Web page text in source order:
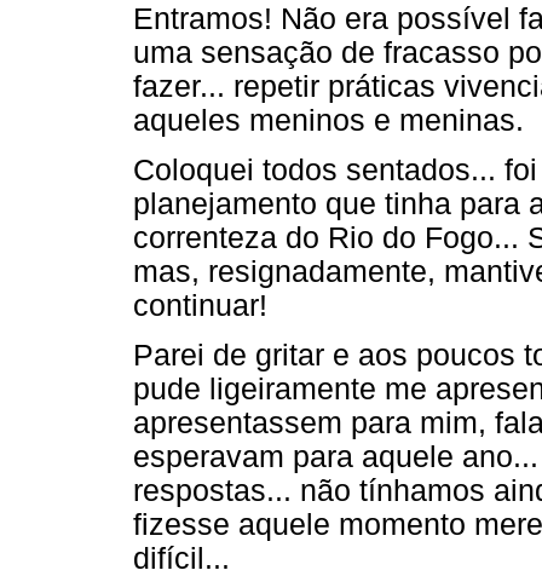
Entramos! Não era possível
uma sensação de fracasso
fazer... repetir práticas
aqueles meninos e meninas.
Coloquei todos sentados...
planejamento que tinha para
correnteza do Rio do Fogo...
mas, resignadamente,
continuar!
Parei de gritar e aos poucos
pude ligeiramente me
apresentassem para mim,
esperavam para aquele
respostas... não tínhamos
fizesse aquele momento
difícil...